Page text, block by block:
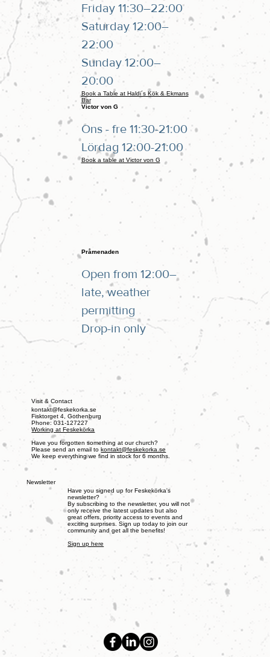
Friday 11:30–22:00
Saturday 12:00–
22:00
Sunday 12:00–
20:00
Book a Table at Haldi´s Kök & Ekmans
Bar
Victor von G
Ons - fre 11:30-21:00
Lördag 12:00-21:00
Book a table at Victor von G
Pråmenaden
Open from 12:00–
late, weather
permitting
Drop-in only
Visit & Contact
kontakt@feskekorka.se
Fisktorget 4, Gothenburg
Phone: 031-127227
Working at Feskekörka
Have you forgotten something at our church?
Please send an email tokontakt@feskekorka.se
We keep everything we find in stock for 6 months.
Newsletter
Have you signed up for Feskekörka's
newsletter?
By subscribing to the newsletter, you will not
only receive the latest updates but also
great offers, priority access to events and
exciting surprises. Sign up today to join our
community and get all the benefits!
Sign up here